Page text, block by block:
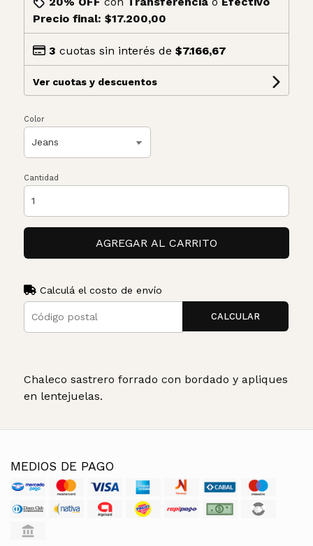
Precio final: $17.200,00
3 cuotas sin interés de $7.166,67
Ver cuotas y descuentos
Color
Cantidad
AGREGAR AL CARRITO
Calculá el costo de envío
CALCULAR
Chaleco sastrero forrado con bordado y apliques
en lentejuelas.
MEDIOS DE PAGO